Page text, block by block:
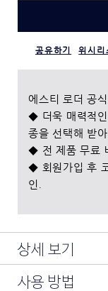
공유하기 위시리
에스티 로더 공
◆ 더욱 매력적
종을 선택해 받
◆ 전 제품 무료
◆ 회원가입 후
인.
상세 보기
클렌저, 갈색병의 힘
사용 방법